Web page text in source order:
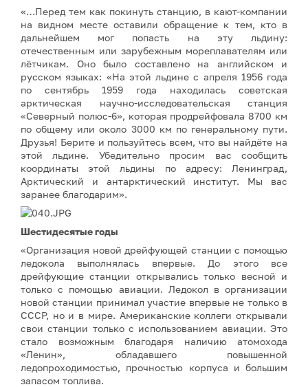
«…Перед тем как покинуть станцию, в кают-компании
на видном месте оставили обращение к тем, кто в
дальнейшем мог попасть на эту льдину:
отечественным или зарубежным мореплавателям или
лётчикам. Оно было составлено на английском и
русском языках: «На этой льдине с апреля 1956 года
по сентябрь 1959 года находилась советская
арктическая научно-исследовательская станция
«Северный полюс-6», которая продрейфовала 8700 км
по общему или около 3000 км по генеральному пути.
Друзья! Берите и пользуйтесь всем, что вы найдёте на
этой льдине. Убедительно просим вас сообщить
координаты этой льдины по адресу: Ленинград,
Арктический и антарктический институт. Мы вас
заранее благодарим».
Шестидесятые годы
«Организация новой дрейфующей станции с помощью
ледокола выполнялась впервые. До этого все
дрейфующие станции открывались только весной и
только с помощью авиации. Ледокол в организации
новой станции принимал участие впервые не только в
СССР, но и в мире. Американские коллеги открывали
свои станции только с использованием авиации. Это
стало возможным благодаря наличию атомохода
«Ленин», обладавшего повышенной
ледопроходимостью, прочностью корпуса и большим
запасом топлива.